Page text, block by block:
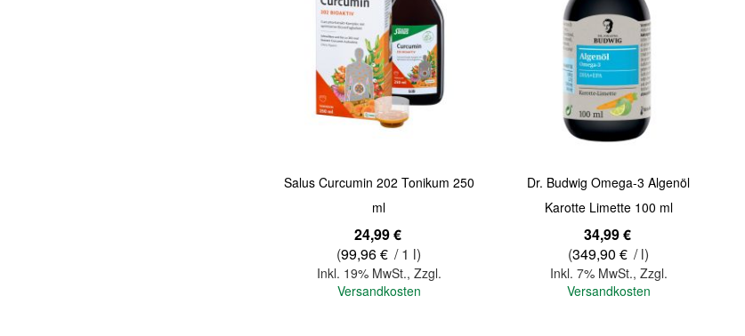
Quickview
Quickview
Salus Curcumin 202 Tonikum 250
ml
24,99 €
(99,96 € / 1 l)
Inkl. 19% MwSt., Zzgl.
Versandkosten
Dr. Budwig Omega-3 Algenöl
Karotte Limette 100 ml
34,99 €
(349,90 € / l)
Inkl. 7% MwSt., Zzgl.
Versandkosten